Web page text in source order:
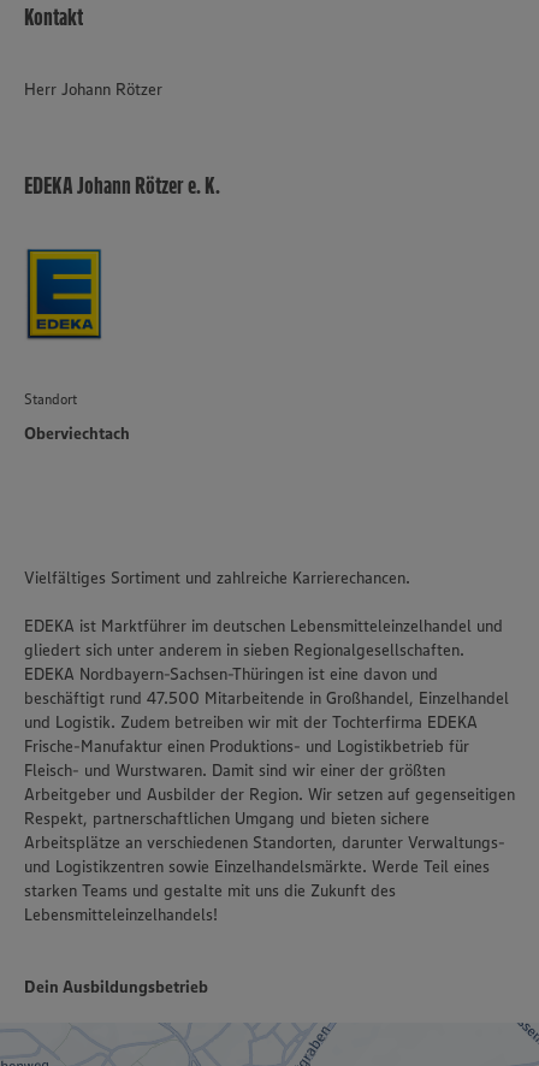
Kontakt
Herr Johann Rötzer
EDEKA Johann Rötzer e. K.
Standort
Oberviechtach
Vielfältiges Sortiment und zahlreiche Karrierechancen.
EDEKA ist Marktführer im deutschen Lebensmitteleinzelhandel und
gliedert sich unter anderem in sieben Regionalgesellschaften.
EDEKA Nordbayern-Sachsen-Thüringen ist eine davon und
beschäftigt rund 47.500 Mitarbeitende in Großhandel, Einzelhandel
und Logistik. Zudem betreiben wir mit der Tochterfirma EDEKA
Frische-Manufaktur einen Produktions- und Logistikbetrieb für
Fleisch- und Wurstwaren. Damit sind wir einer der größten
Arbeitgeber und Ausbilder der Region. Wir setzen auf gegenseitigen
Respekt, partnerschaftlichen Umgang und bieten sichere
Arbeitsplätze an verschiedenen Standorten, darunter Verwaltungs-
und Logistikzentren sowie Einzelhandelsmärkte. Werde Teil eines
starken Teams und gestalte mit uns die Zukunft des
Lebensmitteleinzelhandels!
Dein Ausbildungsbetrieb